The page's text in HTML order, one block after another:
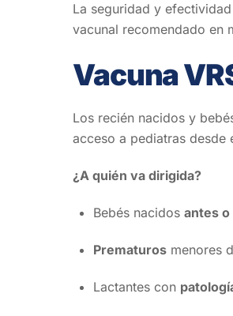
La seguridad y
vacunal recomendado en
Vacuna
Los recién nacidos y
acceso a pediatras desde
¿A quién va dirigida?
Bebés nacidos antes o
Prematurosmenores
Lactantes con